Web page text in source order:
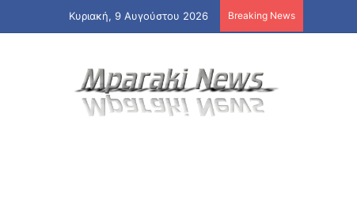
Κυριακή, 9 Αυγούστου 2026 Breaking News